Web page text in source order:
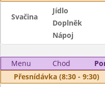
Svačina
Jídlo
Doplněk
Nápoj
Menu Chod
Přesnídávka (8:30 - 9:30)